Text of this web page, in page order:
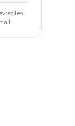
les